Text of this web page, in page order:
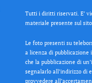
Tutti i diritti riservati. E’
materiale presente sul
Le foto presenti su
a licenza di pubblicazione
che la pubblicazione di
segnalarlo all’indirizzo di
provvedere